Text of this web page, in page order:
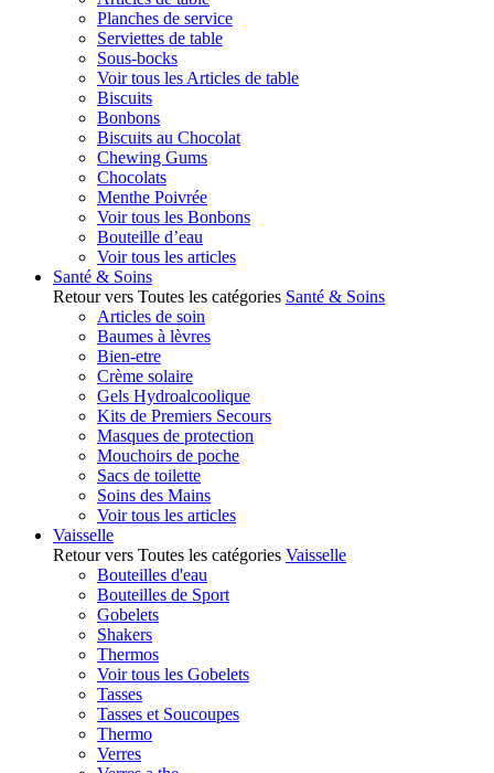
Planches de service
Serviettes de table
Sous-bocks
Voir tous les Articles de table
Biscuits
Bonbons
Biscuits au Chocolat
Chewing Gums
Chocolats
Menthe Poivrée
Voir tous les Bonbons
Bouteille d’eau
Voir tous les articles
Santé & Soins
Retour vers Toutes les catégories Santé & Soins
Articles de soin
Baumes à lèvres
Bien-etre
Crème solaire
Gels Hydroalcoolique
Kits de Premiers Secours
Masques de protection
Mouchoirs de poche
Sacs de toilette
Soins des Mains
Voir tous les articles
Vaisselle
Retour vers Toutes les catégories Vaisselle
Bouteilles d'eau
Bouteilles de Sport
Gobelets
Shakers
Thermos
Voir tous les Gobelets
Tasses
Tasses et Soucoupes
Thermo
Verres